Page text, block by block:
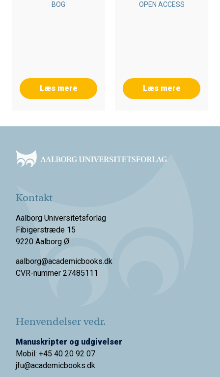
BOG
Læs mere
OPEN ACCESS
Læs mere
Kontakt
Aalborg Universitetsforlag
Fibigerstræde 15
9220 Aalborg Ø
aalborg@academicbooks.dk
CVR-nummer 27485111
Henvendelser vedr.
Manuskripter og udgivelser
Mobil: +45 40 20 92 07
jfu@academicbooks.dk